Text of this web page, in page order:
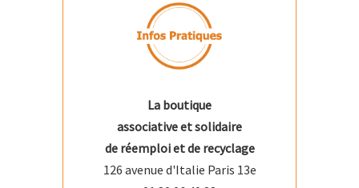
La boutique
associative et solidaire
de réemploi et de recyclage
126 avenue d'Italie Paris 13e